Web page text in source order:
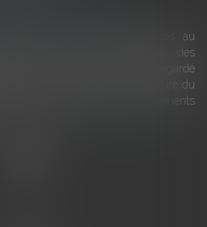
historiques
des monuments historiques au
économique et touristique des
a longtemps été regardé
que la commission de la culture du
2026, à la gestion des monuments
une ressour...